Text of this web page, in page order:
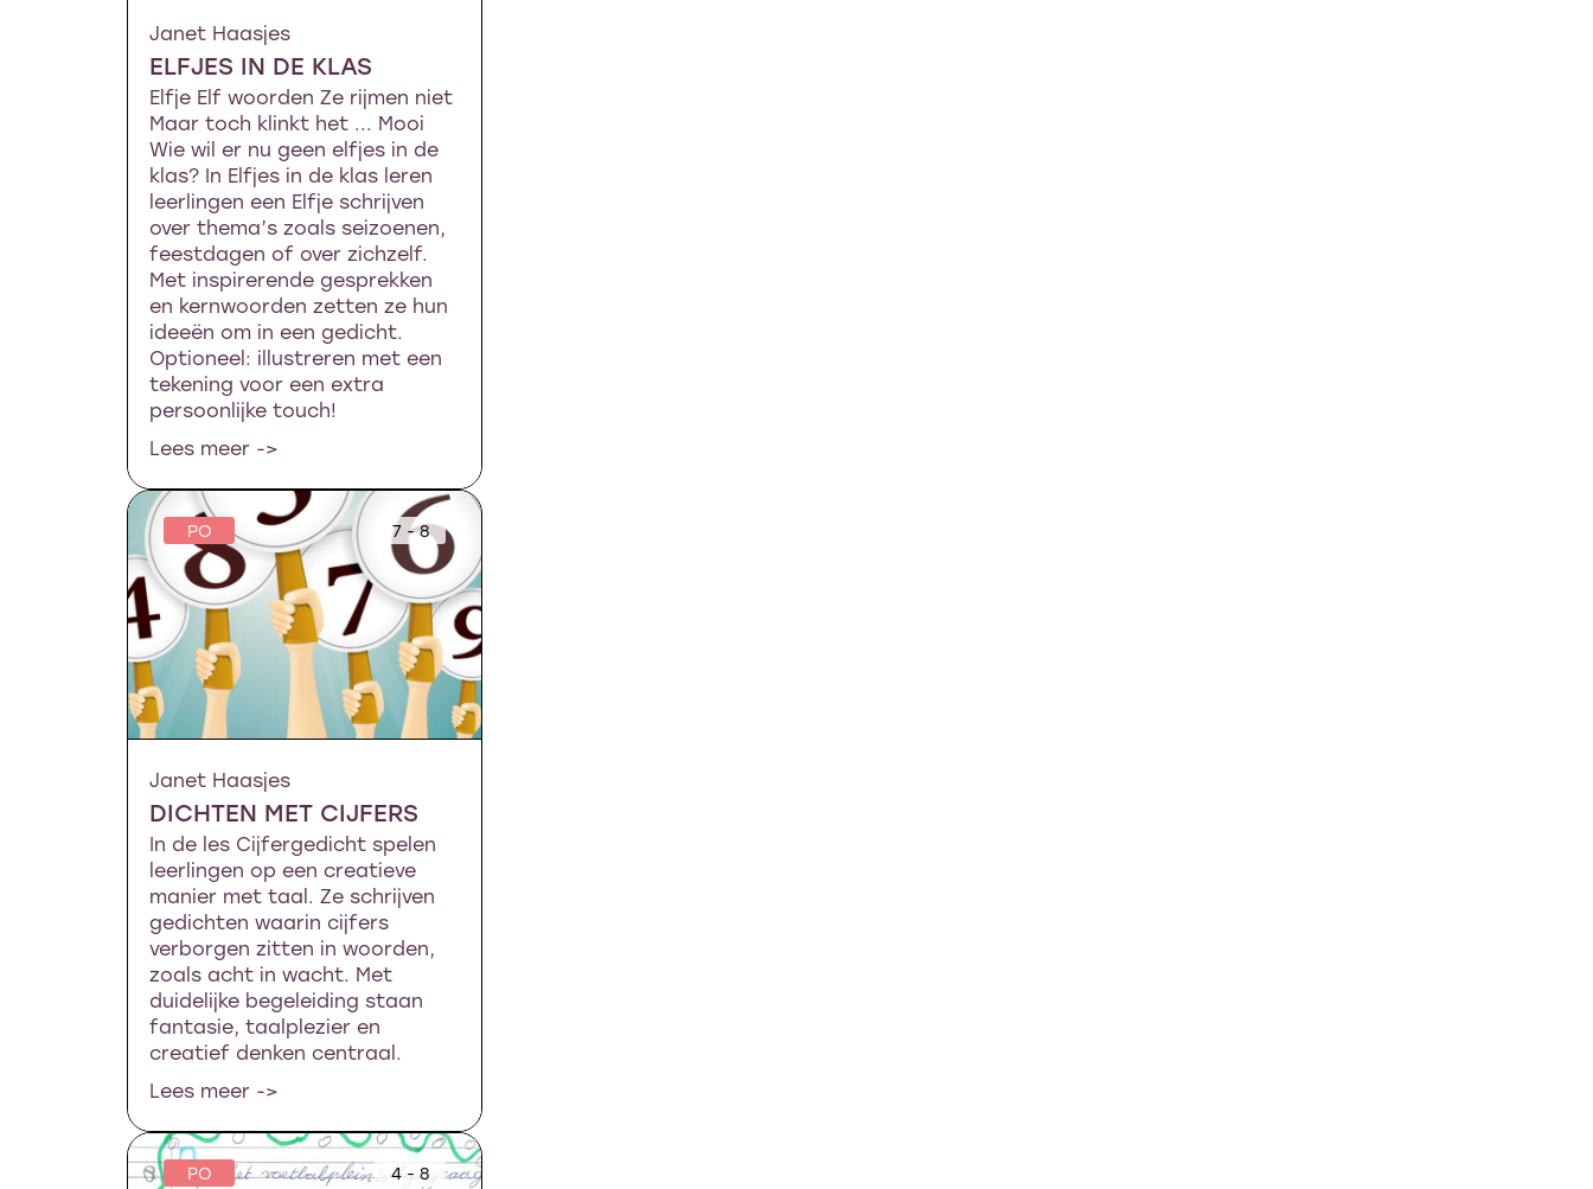
Janet Haasjes
ELFJES IN DE KLAS
Elfje Elf woorden Ze rijmen niet
Maar toch klinkt het ... Mooi
Wie wil er nu geen elfjes in de
klas? In Elfjes in de klas leren
leerlingen een Elfje schrijven
over thema’s zoals seizoenen,
feestdagen of over zichzelf.
Met inspirerende gesprekken
en kernwoorden zetten ze hun
ideeën om in een gedicht.
Optioneel: illustreren met een
tekening voor een extra
persoonlijke touch!
Lees meer ->
PO 7 - 8
Janet Haasjes
DICHTEN MET CIJFERS
In de les Cijfergedicht spelen
leerlingen op een creatieve
manier met taal. Ze schrijven
gedichten waarin cijfers
verborgen zitten in woorden,
zoals acht in wacht. Met
duidelijke begeleiding staan
fantasie, taalplezier en
creatief denken centraal.
Lees meer ->
PO 4 - 8